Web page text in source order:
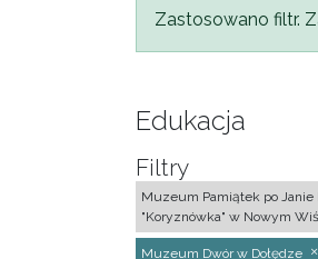
Komunikat
Zastosowano filtr.
Edukacja
Filtry
Muzeum Pamiątek po Janie
"Koryznówka" w Nowym
Muzeum Dwór w Dołędze